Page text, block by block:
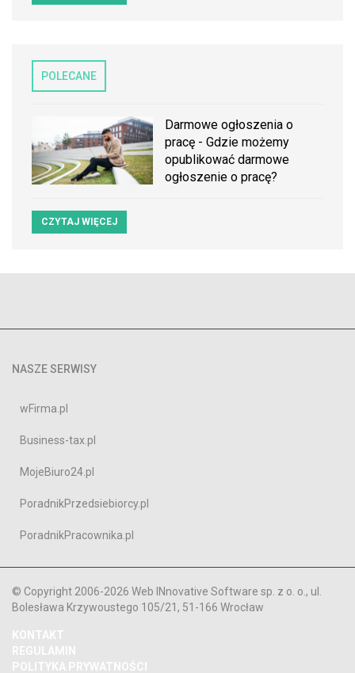
POLECANE
Darmowe ogłoszenia o
pracę - Gdzie możemy
opublikować darmowe
ogłoszenie o pracę?
CZYTAJ WIĘCEJ
NASZE SERWISY
wFirma.pl
Business-tax.pl
MojeBiuro24.pl
PoradnikPrzedsiebiorcy.pl
PoradnikPracownika.pl
© Copyright 2006-2026 Web INnovative Software sp. z o. o., ul.
Bolesława Krzywoustego 105/21, 51-166 Wrocław
KONTAKT
REGULAMIN
POLITYKA PRYWATNOŚCI